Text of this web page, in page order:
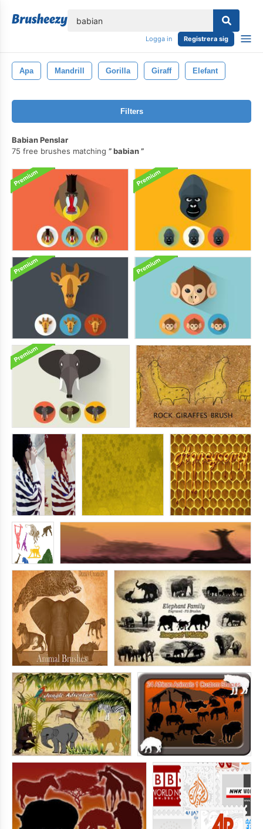
Logga in Registrera sig
Apa Mandrill Gorilla Giraff Elefant
Filters
Babian Penslar
75 free brushes matching
babian